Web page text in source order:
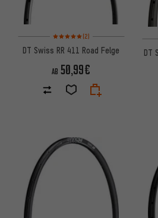
Bewertungen: 5 von 5 basierend
(2)
DT Swiss RR 411 Road Felge
AB 50,99€
DT